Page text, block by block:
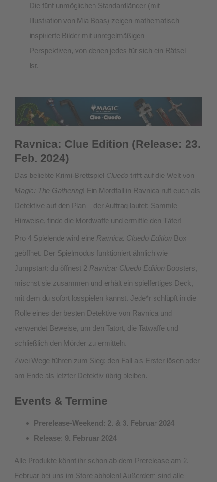
Die fünf unmöglichen Standardländer (mit
Illustration von Mia Boas) zeigen mathematisch
inspirierte Bilder mit unregelmäßigen
Perspektiven, von denen jedes für sich ein Rätsel
ist.
Ravnica: Clue Edition (Release: 23.
Feb. 2024)
Das beliebte Krimi-Brettspiel Cluedo trifft auf die Welt von
Magic: The Gathering! Ein Mordfall in Ravnica ruft euch als
Detektive auf den Plan – der Auftrag lautet: Sammle
Hinweise, finde die Mordwaffe und ermittle den Täter!
Pro 4 Spielende wird eine Ravnica: Cluedo Edition Box
geöffnet. Der Spielmodus funktioniert ähnlich wie
Jumpstart: du öffnest 2 Ravnica: Cluedo Edition Boosters,
mischst sie zusammen und erhält ein spielfertiges Deck,
mit dem du sofort losspielen kannst. Jede*r schlüpft in die
Rolle eines der besten Detektive von Ravnica und
verwendet Beweise, um den Tatort, die Tatwaffe und
schließlich den Mörder zu ermitteln.
Zwei Wege führen zum Sieg: den Fall als Erster lösen oder
am Ende als letzter Detektiv übrig bleiben.
Events & Termine
Prerelease-Weekend: 2. & 3. Februar 2024
Release: 9. Februar 2024
Alle Produkte könnt ihr schon ab dem Prerelease am 2.
Februar bei uns im Store abholen! Außerdem sind alle